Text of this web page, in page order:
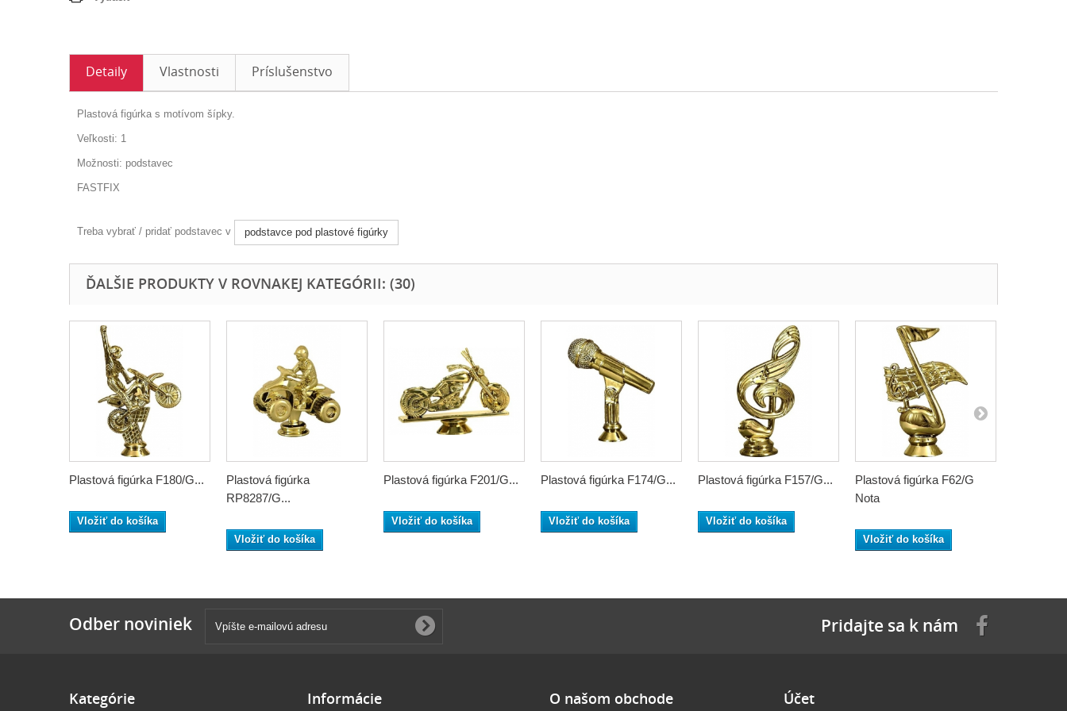
Detaily Vlastnosti Príslušenstvo
Plastová figúrka s motívom šípky.
Veľkosti: 1
Možnosti: podstavec
FASTFIX
Treba vybrať / pridať podstavec v podstavce pod plastové figúrky
ĎALŠIE PRODUKTY V ROVNAKEJ KATEGÓRII: (30)
Plastová figúrka F180/G...
Vložiť do košíka
Plastová figúrka
RP8287/G...
Vložiť do košíka
Plastová figúrka F201/G...
Vložiť do košíka
Plastová figúrka F174/G...
Vložiť do košíka
Plastová figúrka F157/G...
Vložiť do košíka
Plastová figúrka F62/G
Nota
Vložiť do košíka
Odber noviniek Pridajte sa k nám
Kategórie Informácie O našom obchode Účet